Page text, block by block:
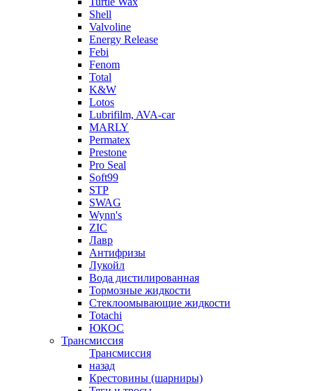
Shell
Valvoline
Energy Release
Febi
Fenom
Total
K&W
Lotos
Lubrifilm, AVA-car
MARLY
Permatex
Prestone
Pro Seal
Soft99
STP
SWAG
Wynn's
ZIC
Лавр
Антифризы
Лукойл
Вода дистилированная
Тормозные жидкости
Стеклоомывающие жидкости
Totachi
ЮКОС
Трансмиссия
Трансмиссия
назад
Крестовины (шарниры)